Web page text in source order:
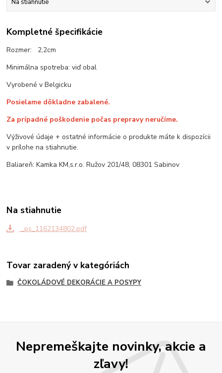
Na stiahnutie
Kompletné špecifikácie
Rozmer: 2,2cm
Minimálna spotreba: viď obal
Vyrobené v Belgicku
Posielame dôkladne zabalené.
Za prípadné poškodenie počas prepravy neručíme.
Výživové údaje + ostatné informácie o produkte máte k dispozícii
v prílohe na stiahnutie.
Baliareň: Kamka KM,s.r.o. Ružov 201/48, 08301 Sabinov
Na stiahnutie
_ps_1162134802.pdf
Tovar zaradený v kategóriách
ČOKOLÁDOVÉ DEKORÁCIE A POSYPY
Nepremeškajte novinky, akcie a
zľavy!